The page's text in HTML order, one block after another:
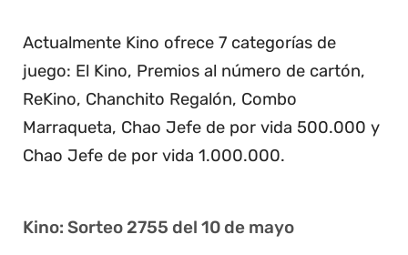
Actualmente Kino ofrece 7 categorías de
juego: El Kino, Premios al número de cartón,
ReKino, Chanchito Regalón, Combo
Marraqueta, Chao Jefe de por vida 500.000 y
Chao Jefe de por vida 1.000.000.
Kino: Sorteo 2755 del 10 de mayo